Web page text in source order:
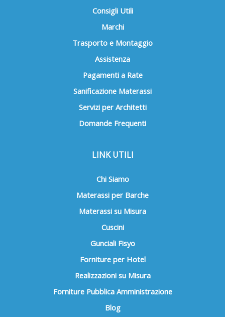
Consigli Utili
Marchi
Trasporto e Montaggio
Assistenza
Pagamenti a Rate
Sanificazione Materassi
Servizi per Architetti
Domande Frequenti
LINK UTILI
Chi Siamo
Materassi per Barche
Materassi su Misura
Cuscini
Gunciali Fisyo
Forniture per Hotel
Realizzazioni su Misura
Forniture Pubblica Amministrazione
Blog